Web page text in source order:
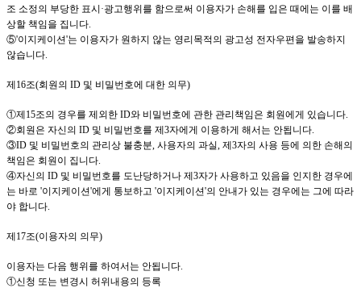
조 소정의 부당한 표시·광고행위를 함으로써 이용자가 손해를 입은 때에는 이를 배
상할 책임을 집니다
⑤'이지케이션'는 이용자가 원하지 않는 영리목적의 광고성 전자우편을 발송하지
않습니다
제16조(회원의 ID 및 비밀번호에 대한 의무)
①제15조의 경우를 제외한 ID와 비밀번호에 관한 관리책임은 회원에게 있습니다
②회원은 자신의 ID 및 비밀번호를 제3자에게 이용하게 해서는 안됩니다
③ID 및 비밀번호의 관리상 불충분 사용자의 과실 제3자의 사용 등에 의한 손해의
책임은 회원이 집니다
④자신의 ID 및 비밀번호를 도난당하거나 제3자가 사용하고 있음을 인지한 경우에
는 바로 '이지케이션'에게 통보하고 '이지케이션'의 안내가 있는 경우에는 그에 따라
야 합니다
제17조(이용자의 의무)
이용자는 다음 행위를 하여서는 안됩니다
①신청 또는 변경시 허위내용의 등록